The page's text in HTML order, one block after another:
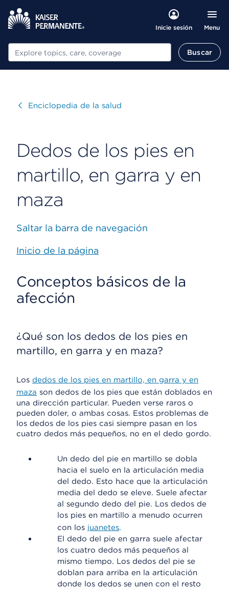
Inicie sesión Menu
Buscar Buscar
Visitar
Enciclopedia de la salud
Dedos de los pies en
martillo, en garra y en
maza
Saltar la barra de navegación
Inicio de la página
Conceptos básicos de la
afección
¿Qué son los dedos de los pies en
martillo, en garra y en maza?
Los dedos de los pies en martillo, en garra y en
maza son dedos de los pies que están doblados en
una dirección particular. Pueden verse raros o
pueden doler, o ambas cosas. Estos problemas de
los dedos de los pies casi siempre pasan en los
cuatro dedos más pequeños, no en el dedo gordo.
Un dedo del pie en martillo se dobla
hacia el suelo en la articulación media
del dedo. Esto hace que la articulación
media del dedo se eleve. Suele afectar
al segundo dedo del pie. Los dedos de
los pies en martillo a menudo ocurren
con los juanetes.
El dedo del pie en garra suele afectar
los cuatro dedos más pequeños al
mismo tiempo. Los dedos del pie se
doblan para arriba en la articulación
donde los dedos se unen con el resto